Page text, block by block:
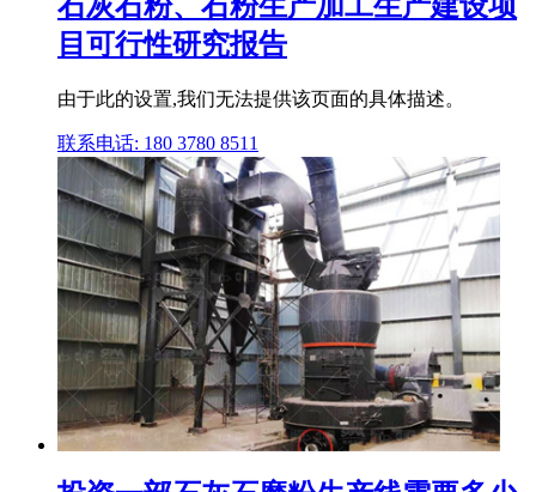
石灰石粉、石粉生产加工生产建设项
目可行性研究报告
由于此的设置,我们无法提供该页面的具体描述。
联系电话: 180 3780 8511